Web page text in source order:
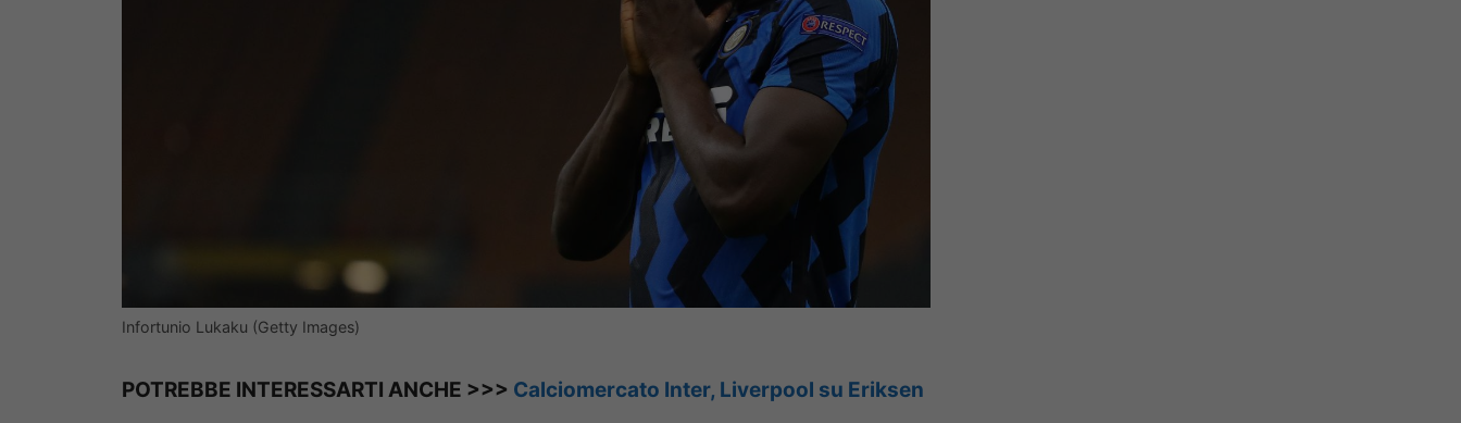
Infortunio Lukaku (Getty Images)
POTREBBE INTERESSARTI ANCHE >>> Calciomercato Inter, Liverpool su Eriksen